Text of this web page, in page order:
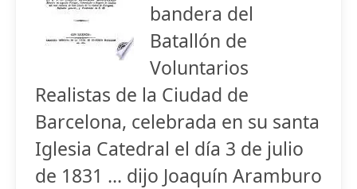
bandera del
Batallón de
Voluntarios
Realistas de la Ciudad de
Barcelona, celebrada en su santa
Iglesia Catedral el día 3 de julio
de 1831 ... dijo Joaquín Aramburo